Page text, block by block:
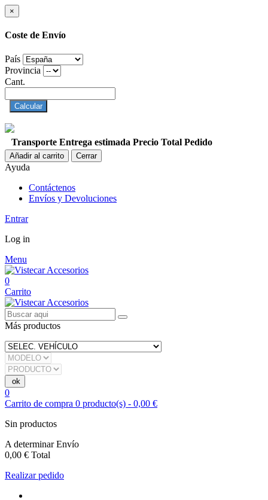
×
Coste de Envío
País
Provincia
Cant.
Calcular
Transporte Entrega estimada Precio Total Pedido
Añadir al carrito Cerrar
Ayuda
Contáctenos
Envíos y Devoluciones
Entrar
Log in
Menu
0
Carrito
Más productos
0
Carrito de compra 0 producto(s) - 0,00 €
Sin productos
A determinarEnvío
0,00 € Total
Realizar pedido